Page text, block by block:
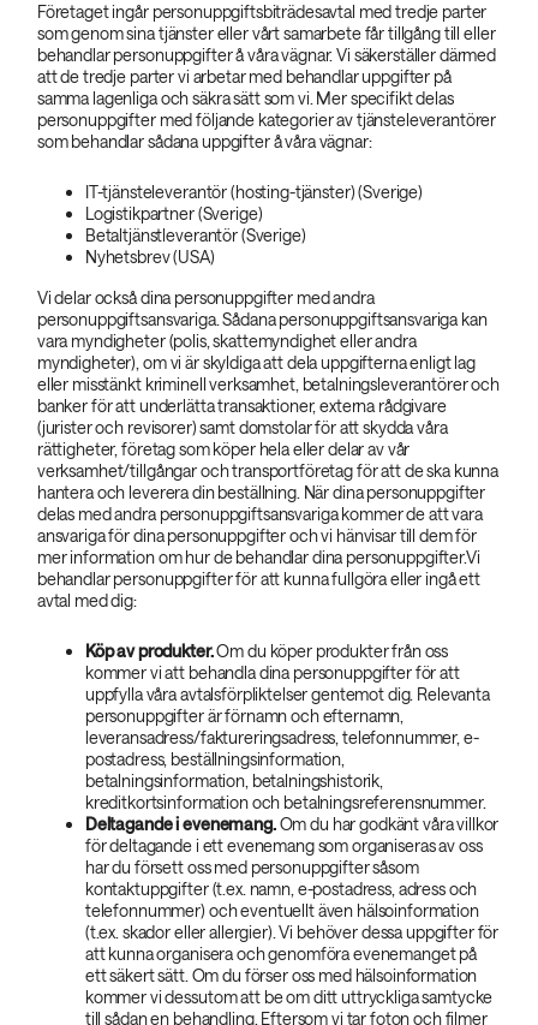
Företaget ingår personuppgiftsbiträdesavtal med tredje parter
som genom sina tjänster eller vårt samarbete får tillgång till eller
behandlar personuppgifter å våra vägnar. Vi säkerställer därmed
att de tredje parter vi arbetar med behandlar uppgifter på
samma lagenliga och säkra sätt som vi. Mer specifikt delas
personuppgifter med följande kategorier av tjänsteleverantörer
som behandlar sådana uppgifter å våra vägnar:
IT-tjänsteleverantör (hosting-tjänster) (Sverige)
Logistikpartner (Sverige)
Betaltjänstleverantör (Sverige)
Nyhetsbrev (USA)
Vi delar också dina personuppgifter med andra
personuppgiftsansvariga. Sådana personuppgiftsansvariga kan
vara myndigheter (polis, skattemyndighet eller andra
myndigheter), om vi är skyldiga att dela uppgifterna enligt lag
eller misstänkt kriminell verksamhet, betalningsleverantörer och
banker för att underlätta transaktioner, externa rådgivare
(jurister och revisorer) samt domstolar för att skydda våra
rättigheter, företag som köper hela eller delar av vår
verksamhet/tillgångar och transportföretag för att de ska kunna
hantera och leverera din beställning. När dina personuppgifter
delas med andra personuppgiftsansvariga kommer de att vara
ansvariga för dina personuppgifter och vi hänvisar till dem för
mer information om hur de behandlar dina personuppgifter.Vi
behandlar personuppgifter för att kunna fullgöra eller ingå ett
avtal med dig:
Köp av produkter.Om du köper produkter från oss
kommer vi att behandla dina personuppgifter för att
uppfylla våra avtalsförpliktelser gentemot dig. Relevanta
personuppgifter är förnamn och efternamn,
leveransadress/faktureringsadress, telefonnummer, e-
postadress, beställningsinformation,
betalningsinformation, betalningshistorik,
kreditkortsinformation och betalningsreferensnummer.
Deltagande i evenemang.Om du har godkänt våra villkor
för deltagande i ett evenemang som organiseras av oss
har du försett oss med personuppgifter såsom
kontaktuppgifter (t.ex. namn, e-postadress, adress och
telefonnummer) och eventuellt även hälsoinformation
(t.ex. skador eller allergier). Vi behöver dessa uppgifter för
att kunna organisera och genomföra evenemanget på
ett säkert sätt. Om du förser oss med hälsoinformation
kommer vi dessutom att be om ditt uttryckliga samtycke
till sådan en behandling. Eftersom vi tar foton och filmer